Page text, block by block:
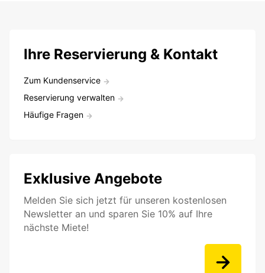
Ihre Reservierung & Kontakt
Zum Kundenservice
Reservierung verwalten
Häufige Fragen
Exklusive Angebote
Melden Sie sich jetzt für unseren kostenlosen
Newsletter an und sparen Sie 10% auf Ihre
nächste Miete!